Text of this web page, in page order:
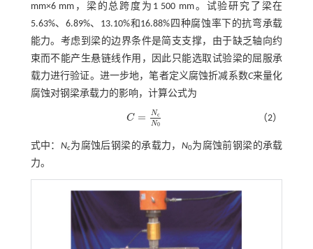
mm×6 mm，梁的总跨度为1 500 mm。试验研究了梁在
5.63%、6.89%、13.10%和16.88%四种腐蚀率下的抗弯承载
能力。考虑到梁的边界条件是简支支撑，由于缺乏轴向约
束而不能产生悬链线作用，因此只能选取试验梁的屈服承
载力进行验证。进一步地，笔者定义腐蚀折减系数C来量化
腐蚀对钢梁承载力的影响，计算公式为
C = Nc
N0
C= Nc N0 （2）
式中： Nc为腐蚀后钢梁的承载力， N0为腐蚀前钢梁的承载
力。